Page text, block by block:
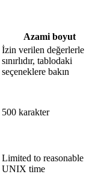
Azami boyut
İzin verilen değerlerle
sınırlıdır, tablodaki
seçeneklere bakın
500 karakter
Limited to reasonable
UNIX time